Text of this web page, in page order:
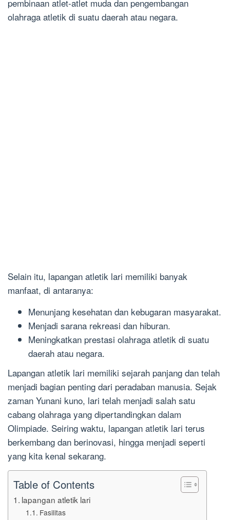
pembinaan atlet-atlet muda dan pengembangan
olahraga atletik di suatu daerah atau negara.
Selain itu, lapangan atletik lari memiliki banyak
manfaat, di antaranya:
Menunjang kesehatan dan kebugaran masyarakat.
Menjadi sarana rekreasi dan hiburan.
Meningkatkan prestasi olahraga atletik di suatu
daerah atau negara.
Lapangan atletik lari memiliki sejarah panjang dan telah
menjadi bagian penting dari peradaban manusia. Sejak
zaman Yunani kuno, lari telah menjadi salah satu
cabang olahraga yang dipertandingkan dalam
Olimpiade. Seiring waktu, lapangan atletik lari terus
berkembang dan berinovasi, hingga menjadi seperti
yang kita kenal sekarang.
Table of Contents
lapangan atletik lari
Fasilitas